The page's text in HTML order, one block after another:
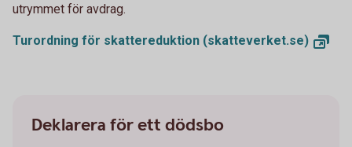
utrymmet för avdrag.
Turordning för skattereduktion (skatteverket.se)
Deklarera för ett dödsbo